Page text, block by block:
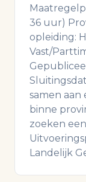
36 uur)
opleiding:
Vast/
samen aan
binne
zoeken
Landelijk